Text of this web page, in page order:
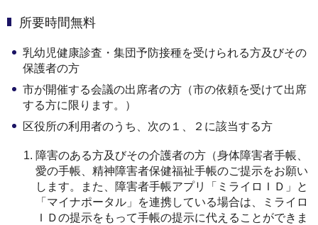
所要時間無料
乳幼児健康診査・集団予防接種を受けられる方及びその
保護者の方
市が開催する会議の出席者の方（市の依頼を受けて出席
する方に限ります。）
区役所の利用者のうち、次の１、２に該当する方
障害のある方及びその介護者の方（身体障害者手帳、
愛の手帳、精神障害者保健福祉手帳のご提示をお願い
します。また、障害者手帳アプリ「ミライロＩＤ」と
「マイナポータル」を連携している場合は、ミライロ
ＩＤの提示をもって手帳の提示に代えることができま